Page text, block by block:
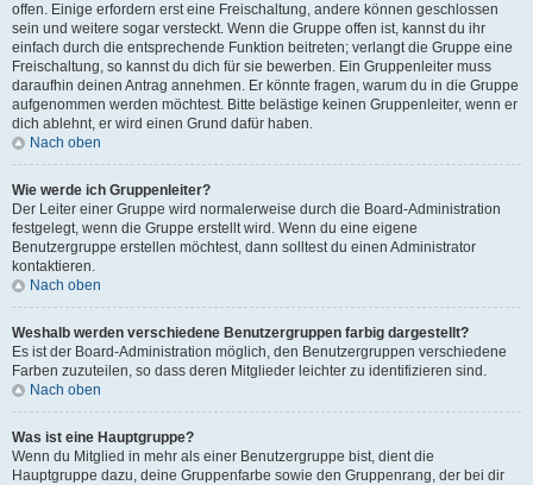
offen. Einige erfordern erst eine Freischaltung, andere können geschlossen
sein und weitere sogar versteckt. Wenn die Gruppe offen ist, kannst du ihr
einfach durch die entsprechende Funktion beitreten; verlangt die Gruppe eine
Freischaltung, so kannst du dich für sie bewerben. Ein Gruppenleiter muss
daraufhin deinen Antrag annehmen. Er könnte fragen, warum du in die Gruppe
aufgenommen werden möchtest. Bitte belästige keinen Gruppenleiter, wenn er
dich ablehnt, er wird einen Grund dafür haben.
Nach oben
Wie werde ich Gruppenleiter?
Der Leiter einer Gruppe wird normalerweise durch die Board-Administration
festgelegt, wenn die Gruppe erstellt wird. Wenn du eine eigene
Benutzergruppe erstellen möchtest, dann solltest du einen Administrator
kontaktieren.
Nach oben
Weshalb werden verschiedene Benutzergruppen farbig dargestellt?
Es ist der Board-Administration möglich, den Benutzergruppen verschiedene
Farben zuzuteilen, so dass deren Mitglieder leichter zu identifizieren sind.
Nach oben
Was ist eine Hauptgruppe?
Wenn du Mitglied in mehr als einer Benutzergruppe bist, dient die
Hauptgruppe dazu, deine Gruppenfarbe sowie den Gruppenrang, der bei dir